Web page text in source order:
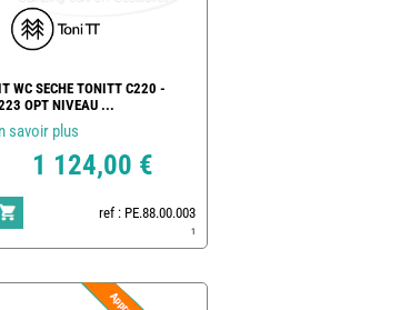
WC SECHE TONITT C220 -
OPT NIVEAU ...
savoir plus
1 124,00 €
ref : PE.88.00.003
1